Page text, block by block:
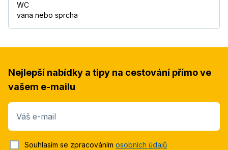
WC
vana nebo sprcha
Nejlepší nabídky a tipy na cestování přímo ve
vašem e-mailu
Váš e-mail
Souhlasím se zpracováním osobních údajů